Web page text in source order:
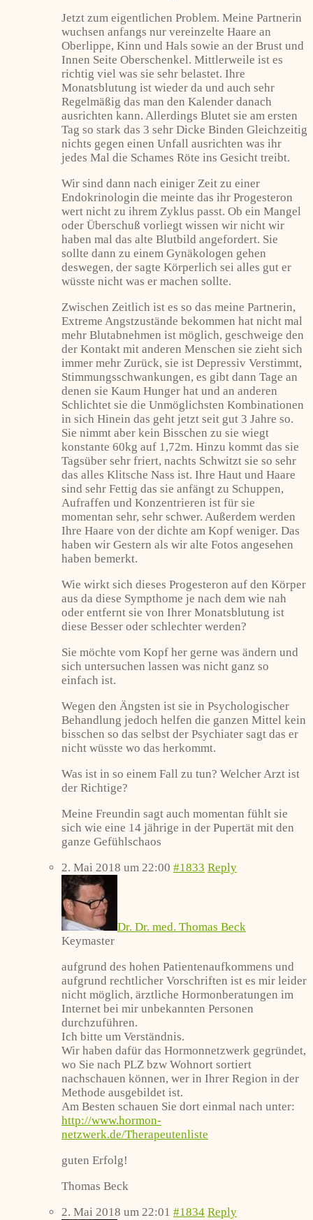
Jetzt zum eigentlichen Problem. Meine Partnerin
wuchsen anfangs nur vereinzelte Haare an
Oberlippe, Kinn und Hals sowie an der Brust und
Innen Seite Oberschenkel. Mittlerweile ist es
richtig viel was sie sehr belastet. Ihre
Monatsblutung ist wieder da und auch sehr
Regelmäßig das man den Kalender danach
ausrichten kann. Allerdings Blutet sie am ersten
Tag so stark das 3 sehr Dicke Binden Gleichzeitig
nichts gegen einen Unfall ausrichten was ihr
jedes Mal die Schames Röte ins Gesicht treibt.
Wir sind dann nach einiger Zeit zu einer
Endokrinologin die meinte das ihr Progesteron
wert nicht zu ihrem Zyklus passt. Ob ein Mangel
oder Überschuß vorliegt wissen wir nicht wir
haben mal das alte Blutbild angefordert. Sie
sollte dann zu einem Gynäkologen gehen
deswegen, der sagte Körperlich sei alles gut er
wüsste nicht was er machen sollte.
Zwischen Zeitlich ist es so das meine Partnerin,
Extreme Angstzustände bekommen hat nicht mal
mehr Blutabnehmen ist möglich, geschweige den
der Kontakt mit anderen Menschen sie zieht sich
immer mehr Zurück, sie ist Depressiv Verstimmt,
Stimmungsschwankungen, es gibt dann Tage an
denen sie Kaum Hunger hat und an anderen
Schlichtet sie die Unmöglichsten Kombinationen
in sich Hinein das geht jetzt seit gut 3 Jahre so.
Sie nimmt aber kein Bisschen zu sie wiegt
konstante 60kg auf 1,72m. Hinzu kommt das sie
Tagsüber sehr friert, nachts Schwitzt sie so sehr
das alles Klitsche Nass ist. Ihre Haut und Haare
sind sehr Fettig das sie anfängt zu Schuppen,
Aufraffen und Konzentrieren ist für sie
momentan sehr, sehr schwer. Außerdem werden
Ihre Haare von der dichte am Kopf weniger. Das
haben wir Gestern als wir alte Fotos angesehen
haben bemerkt.
Wie wirkt sich dieses Progesteron auf den Körper
aus da diese Sympthome je nach dem wie nah
oder entfernt sie von Ihrer Monatsblutung ist
diese Besser oder schlechter werden?
Sie möchte vom Kopf her gerne was ändern und
sich untersuchen lassen was nicht ganz so
einfach ist.
Wegen den Ängsten ist sie in Psychologischer
Behandlung jedoch helfen die ganzen Mittel kein
bisschen so das selbst der Psychiater sagt das er
nicht wüsste wo das herkommt.
Was ist in so einem Fall zu tun? Welcher Arzt ist
der Richtige?
Meine Freundin sagt auch momentan fühlt sie
sich wie eine 14 jährige in der Pupertät mit den
ganze Gefühlschaos
2. Mai 2018 um 22:00 #1833 Reply
Dr. Dr. med. Thomas Beck
Keymaster
aufgrund des hohen Patientenaufkommens und
aufgrund rechtlicher Vorschriften ist es mir leider
nicht möglich, ärztliche Hormonberatungen im
Internet bei mir unbekannten Personen
durchzuführen.
Ich bitte um Verständnis.
Wir haben dafür das Hormonnetzwerk gegründet,
wo Sie nach PLZ bzw Wohnort sortiert
nachschauen können, wer in Ihrer Region in der
Methode ausgebildet ist.
Am Besten schauen Sie dort einmal nach unter:
http://www.hormon-
netzwerk.de/Therapeutenliste
guten Erfolg!
Thomas Beck
2. Mai 2018 um 22:01 #1834 Reply